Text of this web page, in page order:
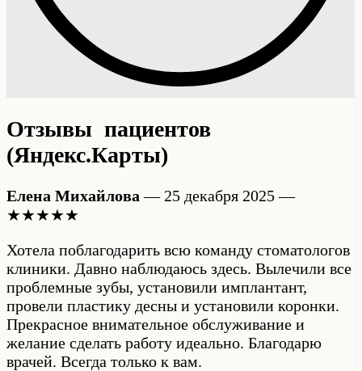
Отзывы пациентов
(Яндекс.Карты)
Елена Михайлова — 25 декабря 2025 —
★★★★★
Хотела поблагодарить всю команду стоматологов
клиники. Давно наблюдаюсь здесь. Вылечили все
проблемные зубы, установили имплантант,
провели пластику десны и установили коронки.
Прекрасное внимательное обслуживание и
желание сделать работу идеально. Благодарю
врачей. Всегда только к вам.